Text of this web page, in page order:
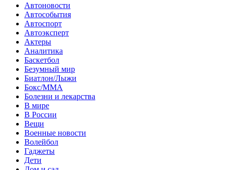
Автоновости
Автособытия
Автоспорт
Автоэксперт
Актеры
Аналитика
Баскетбол
Безумный мир
Биатлон/Лыжи
Бокс/MMA
Болезни и лекарства
В мире
В России
Вещи
Военные новости
Волейбол
Гаджеты
Дети